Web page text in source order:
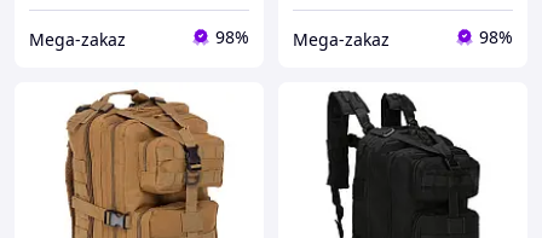
Mega-zakaz 98% Mega-zakaz 98%